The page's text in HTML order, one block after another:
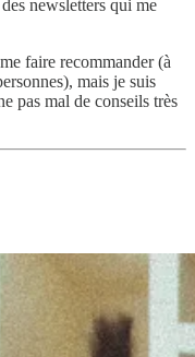
newsletters qui me
faire recommander (à
mais je suis
pas mal de conseils très